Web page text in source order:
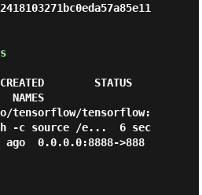
STATUS
tensorflow/tensorflow:
-c source /e...  6 sec
ago  0.0.0.0:8888->888